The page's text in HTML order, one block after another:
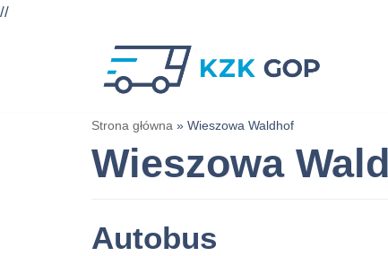
//
Strona główna » Wieszowa Waldhof
Wieszowa
Autobus